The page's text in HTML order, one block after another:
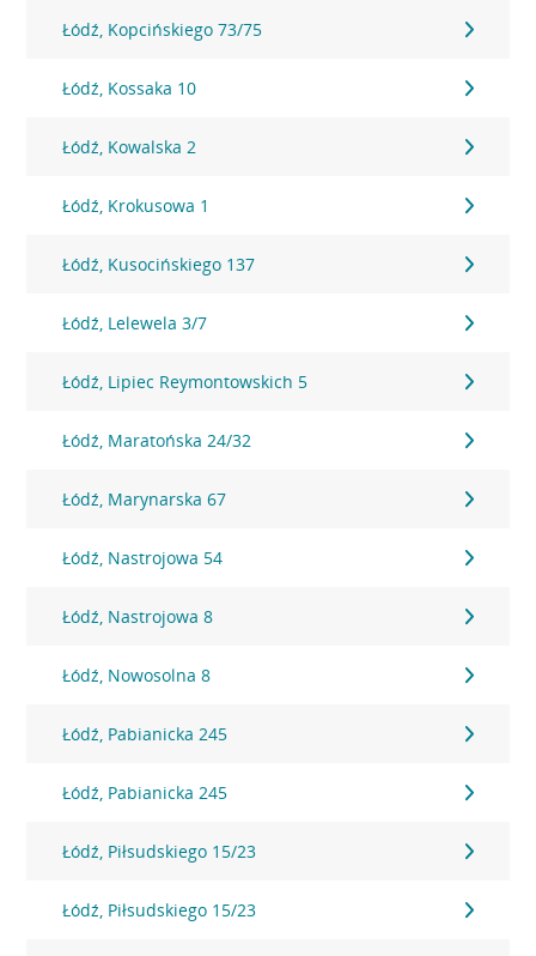
Łódź, Kopcińskiego 73/75
Łódź, Kossaka 10
Łódź, Kowalska 2
Łódź, Krokusowa 1
Łódź, Kusocińskiego 137
Łódź, Lelewela 3/7
Łódź, Lipiec Reymontowskich 5
Łódź, Maratońska 24/32
Łódź, Marynarska 67
Łódź, Nastrojowa 54
Łódź, Nastrojowa 8
Łódź, Nowosolna 8
Łódź, Pabianicka 245
Łódź, Pabianicka 245
Łódź, Piłsudskiego 15/23
Łódź, Piłsudskiego 15/23